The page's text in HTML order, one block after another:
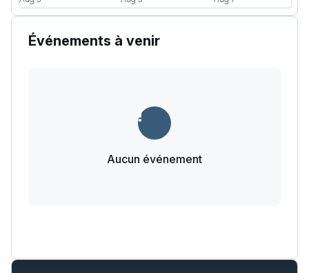
Événements à venir
Aucun événement